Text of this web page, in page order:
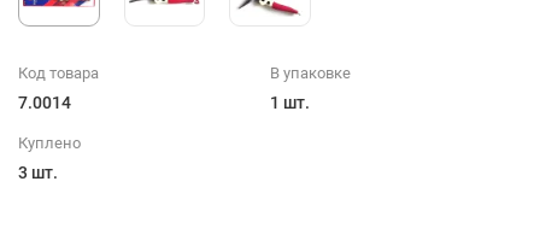
Код товара
7.0014
В упаковке
1 шт.
Куплено
3 шт.